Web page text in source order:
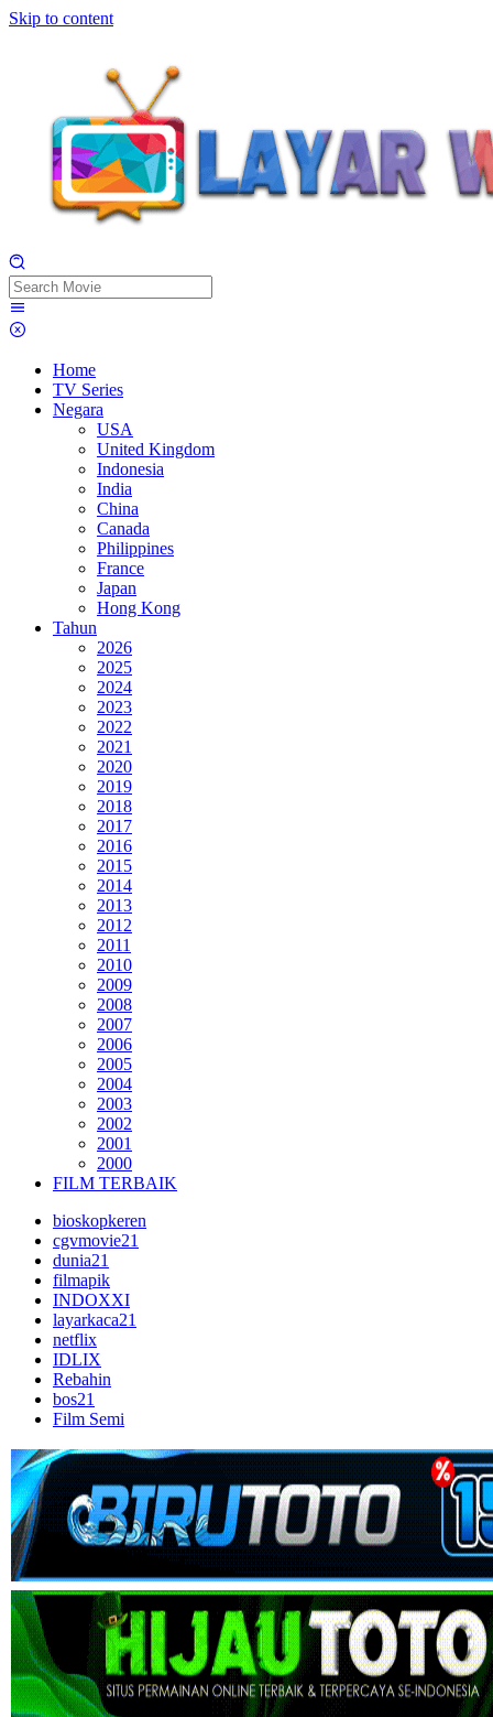
Skip to content
Home
TV Series
Negara
USA
United Kingdom
Indonesia
India
China
Canada
Philippines
France
Japan
Hong Kong
Tahun
2026
2025
2024
2023
2022
2021
2020
2019
2018
2017
2016
2015
2014
2013
2012
2011
2010
2009
2008
2007
2006
2005
2004
2003
2002
2001
2000
FILM TERBAIK
bioskopkeren
cgvmovie21
dunia21
filmapik
INDOXXI
layarkaca21
netflix
IDLIX
Rebahin
bos21
Film Semi